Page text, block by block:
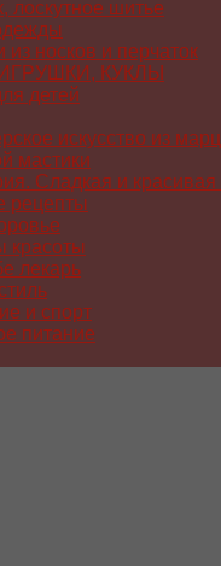
лоскутное шитье
из носков и перчаток
ИГРУШКИ, КУКЛЫ
детей
искусство из
мастики
Сладкая и красивая
рецепты
красоты
лекарь
и спорт
питание